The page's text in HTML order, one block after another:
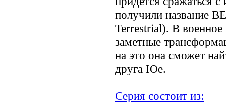
получили название
Terrestrial). В
заметные
на это она сможет
друга Юе.
Серия состоит из: